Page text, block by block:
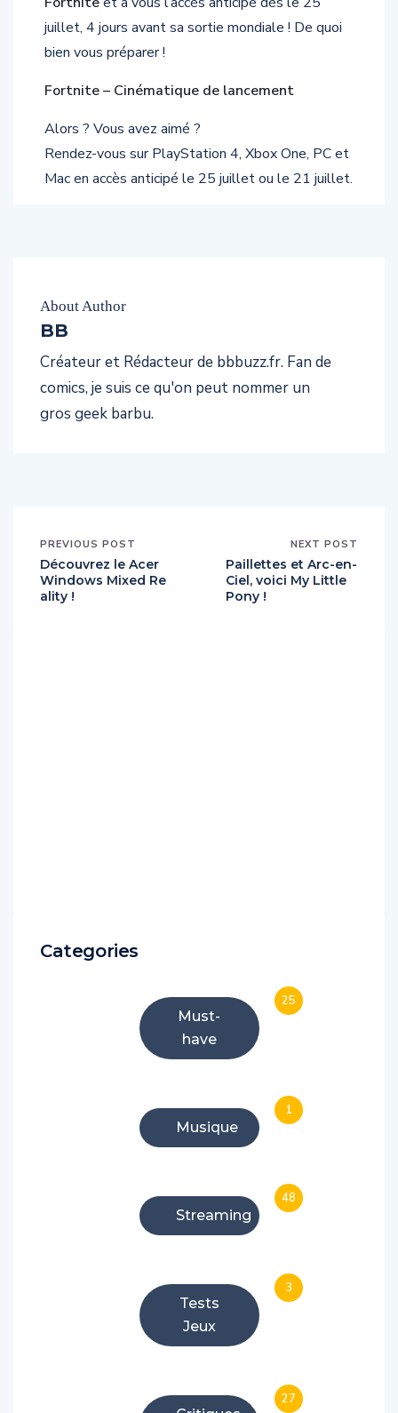
juillet, 4 jours avant sa sortie mondiale ! De quoi
bien vous préparer !
Fortnite – Cinématique de lancement
Alors ? Vous avez aimé ?
Rendez-vous sur PlayStation 4, Xbox One, PC et
Mac en accès anticipé le 25 juillet ou le 21 juillet.
About Author
BB
Créateur et Rédacteur de bbbuzz.fr. Fan de
comics, je suis ce qu'on peut nommer un
gros geek barbu.
PREVIOUS POST
Découvrez le Acer
Windows Mixed Re
ality !
NEXT POST
Paillettes et Arc-en-
Ciel, voici My Little
Pony !
Categories
Must-
have
25
Musique
1
Streaming
48
Tests
Jeux
3
27